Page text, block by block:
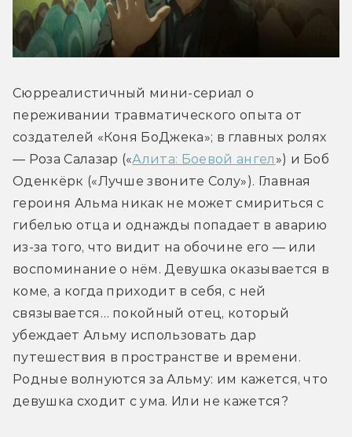
Сюрреалистичный мини-сериал о
переживании травматического опыта от
создателей «Коня БоДжека»; в главных ролях
— Роза Салазар («Алита: Боевой ангел ») и Боб
Оденкёрк («Лучше звоните Солу»). Главная
героиня Альма никак не может смириться с
гибелью отца и однажды попадает в аварию
из-за того, что видит на обочине его — или
воспоминание о нём. Девушка оказывается в
коме, а когда приходит в себя, с ней
связывается… покойный отец, который
убеждает Альму использовать дар
путешествия в пространстве и времени.
Родные волнуются за Альму: им кажется, что
девушка сходит с ума. Или не кажется?